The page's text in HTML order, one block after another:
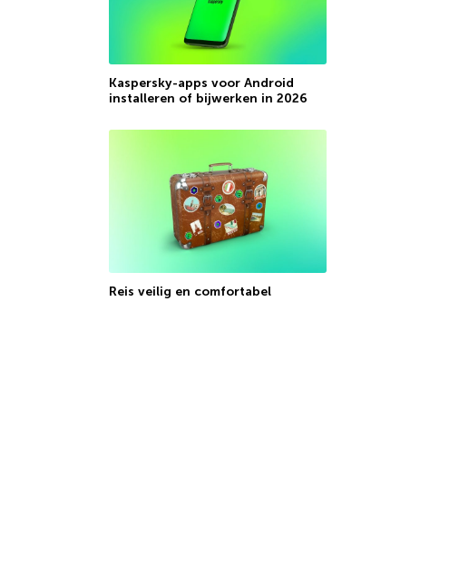
Kaspersky-apps voor Android
installeren of bijwerken in 2026
Reis veilig en comfortabel